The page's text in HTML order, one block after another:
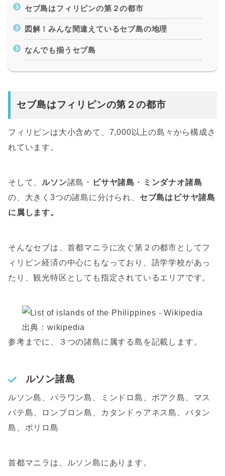
セブ島はフィリピンの第２の都市
図解！みんな間違えているセブ島の地理
なんでも揃うセブ島
セブ島はフィリピンの第２の都市
フィリピンは大小含めて、7,000以上の島々から構成さ
れています。
そして、ルソン諸島・ ビサヤ諸島 ・ ミンダナオ諸島
の、大きく3つの諸島に分けられ、 セブ島はビサヤ諸島
に属します。
そんなセブは、首都マニラに次ぐ第２の都市としてフ
ィリピン経済の中心にもなっており、語学学校があっ
たり、観光特区としても指定されているエリアです。
出典：wikipedia
参考までに、３つの諸島に属する島を記載します。
ルソン諸島
ルソン島、パラワン島、ミンドロ島、ボアク島、マス
バテ島、ロンブロン島、カタンドゥアネス島、バタン
島、ポリロ島
首都マニラは、ルソン島にあります。